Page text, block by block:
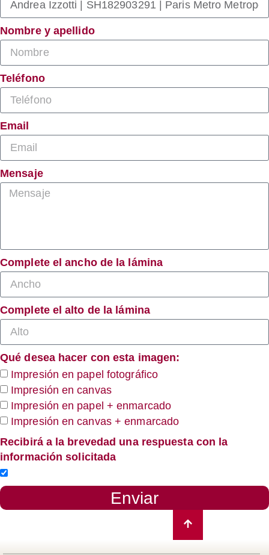
Nombre y apellido
Teléfono
Email
Mensaje
Complete el ancho de la lámina
Complete el alto de la lámina
Qué desea hacer con esta imagen:
Impresión en papel fotográfico
Impresión en canvas
Impresión en papel + enmarcado
Impresión en canvas + enmarcado
Recibirá a la brevedad una respuesta con la
información solicitada
Enviar